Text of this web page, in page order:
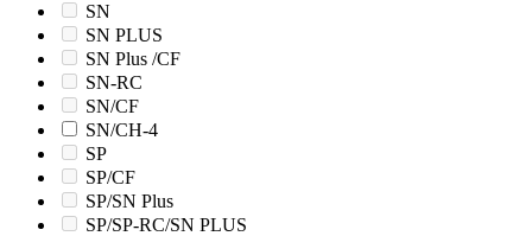
SN
SN PLUS
SN Plus /CF
SN-RC
SN/CF
SN/CH-4
SP
SP/CF
SP/SN Plus
SP/SP-RC/SN PLUS